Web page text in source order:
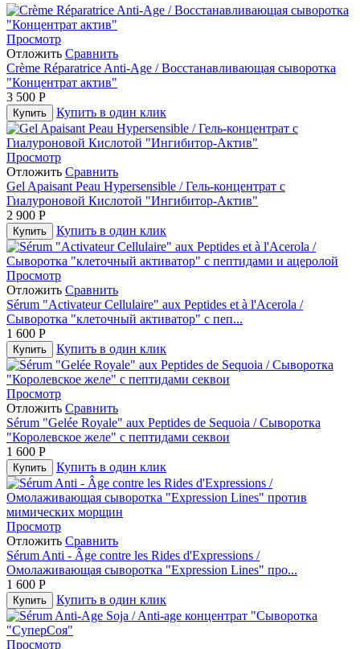
Просмотр
Отложить Сравнить
Crème Réparatrice Anti-Age / Восстанавливающая сыворотка
"Концентрат актив"
3 500 Р
Купить Купить в один клик
Просмотр
Отложить Сравнить
Gel Apaisant Peau Hypersensible / Гель-концентрат с
Гиалуроновой Кислотой "Ингибитор-Актив"
2 900 Р
Купить Купить в один клик
Просмотр
Отложить Сравнить
Sérum "Activateur Cellulaire" aux Peptides et à l'Acerola /
Сыворотка "клеточный активатор" с пеп...
1 600 Р
Купить Купить в один клик
Просмотр
Отложить Сравнить
Sérum "Gelée Royale" aux Peptides de Sequoia / Сыворотка
"Королевское желе" с пептидами секвои
1 600 Р
Купить Купить в один клик
Просмотр
Отложить Сравнить
Sérum Anti ‐ Âge contre les Rides d'Expressions /
Омолаживающая сыворотка "Expression Lines" про...
1 600 Р
Купить Купить в один клик
Просмотр